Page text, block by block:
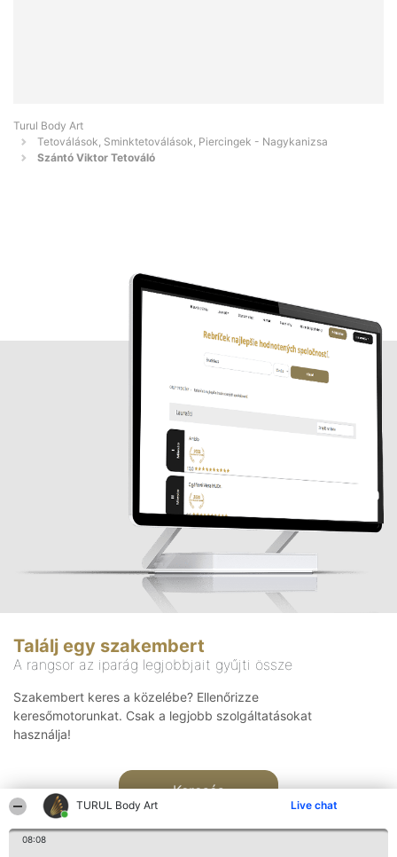
TURUL Body Art Live chat
08:08
Turul Body Art
Tetoválások, Sminktetoválások, Piercingek - Nagykanizsa
Szántó Viktor Tetováló
Találj egy szakembert
A rangsor az iparág legjobbjait gyűjti össze
Szakembert keres a közelébe? Ellenőrizze
keresőmotorunkat. Csak a legjobb szolgáltatásokat
használja!
Keresés